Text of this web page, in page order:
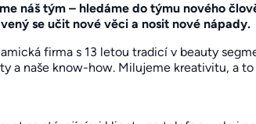
náš tým – hledáme do týmu nového
se učit nové věci a nosit nové nápady.
firma s 13 letou tradicí v beauty
a naše know-how. Milujeme kreativitu, a